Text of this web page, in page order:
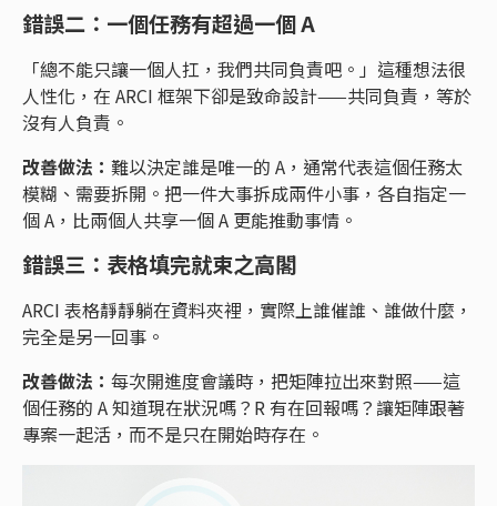
錯誤二：一個任務有超過一個 A
「總不能只讓一個人扛，我們共同負責吧。」這種想法很
人性化，在 ARCI 框架下卻是致命設計——共同負責，等於
沒有人負責。
改善做法： 難以決定誰是唯一的 A，通常代表這個任務太
模糊、需要拆開。把一件大事拆成兩件小事，各自指定一
個 A，比兩個人共享一個 A 更能推動事情。
錯誤三：表格填完就束之高閣
ARCI 表格靜靜躺在資料夾裡，實際上誰催誰、誰做什麼，
完全是另一回事。
改善做法： 每次開進度會議時，把矩陣拉出來對照——這
個任務的 A 知道現在狀況嗎？R 有在回報嗎？讓矩陣跟著
專案一起活，而不是只在開始時存在。